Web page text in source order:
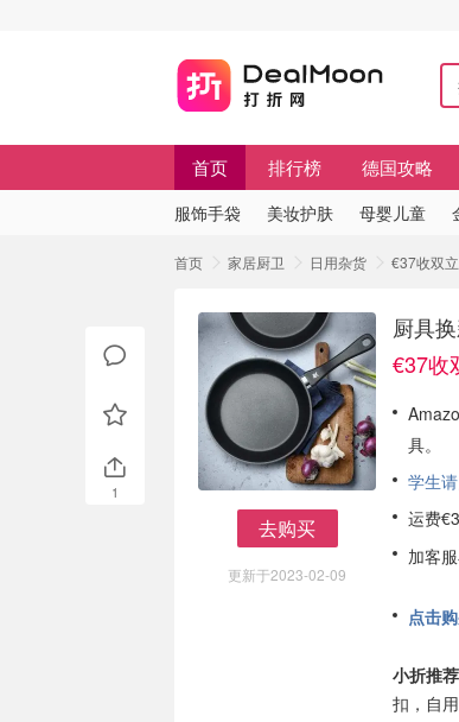
首页 排行榜 德国攻略
服饰手袋 美妆护肤 母婴儿童
首页 家居厨卫 日用杂货 €37收双
去购买
更新于2023-02-09
厨具
€37收
具。
学生
运费
加客
点击
小折推荐
扣，自
1